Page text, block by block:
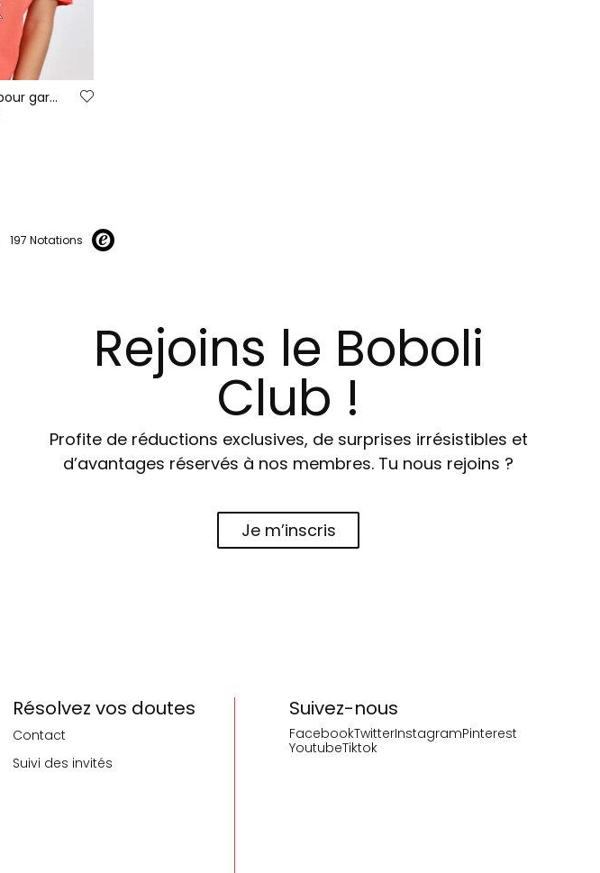
T-shirt en maille pour garçon de couleur rouge
197 Notations
Rejoins le Boboli
Club !
Profite de réductions exclusives, de surprises irrésistibles et
d’avantages réservés à nos membres. Tu nous rejoins ?
Je m’inscris
Suivez-nous
FacebookTwitterInstagramPinterest
YoutubeTiktok
Résolvez vos doutes
Contact
Suivi des invités